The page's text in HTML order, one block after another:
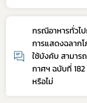
กรณีอาหารทั่วไ
การแสดงฉลาก
ใช้บังคับ สามาร
กาศฯ ฉบับที่
หรือไม่